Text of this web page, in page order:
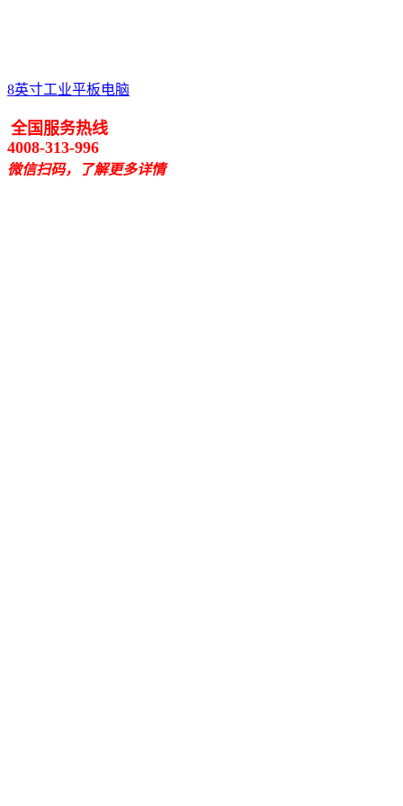
8英寸工业平板电脑
全国服务热线
4008-313-996
微信扫码，了解更多详情